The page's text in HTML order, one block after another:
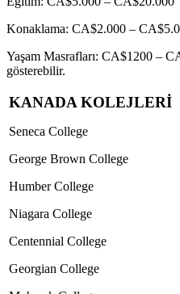
Konaklama: CA$2.000 –
Yaşam Masrafları: CA$1200 –
gösterebilir.
KANADA KOLEJLERİ
Seneca College
George Brown College
Humber College
Niagara College
Centennial College
Georgian College